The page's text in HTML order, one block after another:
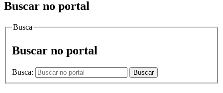
Buscar no portal
Busca
Buscar no portal
Busca: Buscar